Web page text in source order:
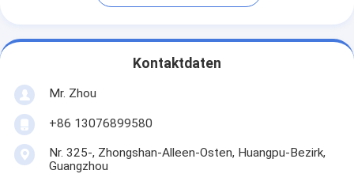
Kontaktdaten
Mr. Zhou
+86 13076899580
Nr. 325-, Zhongshan-Alleen-Osten, Huangpu-Bezirk,
Guangzhou